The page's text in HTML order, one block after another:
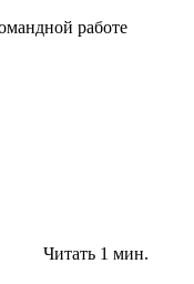
работе
Читать 1 мин.